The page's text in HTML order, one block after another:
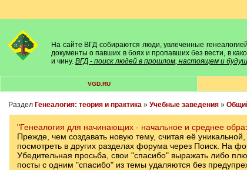
На сайте ВГД собираются люди, увлеченные
документы о павших в боях и пропавших без вести, в
и чину. ВГД - поиск людей в прошлом, настоящем и
VGD.RU
Раздел Генеалогия: теория и практика» Учебные заведения»
"Генеалогия для начинающих - начальное и среднее
Прежде, чем создавать новую тему, считая её
посмотреть в других разделах форума через Поиск. На
Убедительная просьба, свои "спасибо" выражать либо
посты с одним "спасибо" из темы удаляются без